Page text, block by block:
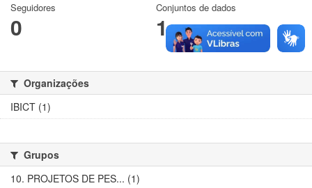
Seguidores
0
Conjuntos de dados
1
Organizações
IBICT (1)
Grupos
10. PROJETOS DE PES... (1)